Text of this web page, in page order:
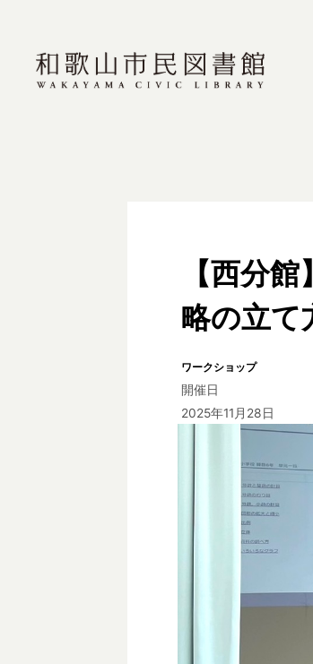
【西分
略の立て
ワークショップ
開催日
2025年11月28日